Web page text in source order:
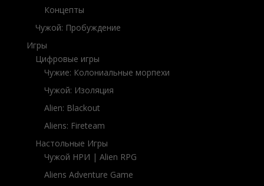
Концепты
Чужой: Пробуждение
Игры
Цифровые игры
Чужие: Колониальные морпехи
Чужой: Изоляция
Alien: Blackout
Aliens: Fireteam
Настольные Игры
Чужой НРИ | Alien RPG
Aliens Adventure Game